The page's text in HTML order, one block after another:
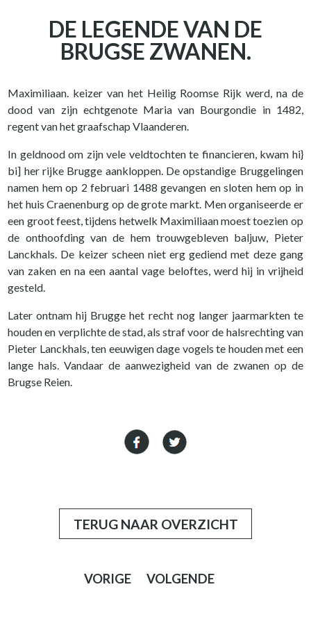
DE LEGENDE VAN DE
BRUGSE ZWANEN.
Maximiliaan. keizer van het Heilig Roomse Rijk werd, na de
dood van zijn echtgenote Maria van Bourgondie in 1482,
regent van het graafschap Vlaanderen.
In geldnood om zijn vele veldtochten te financieren, kwam hi}
bi] her rijke Brugge aankloppen. De opstandige Bruggelingen
namen hem op 2 februari 1488 gevangen en sloten hem op in
het huis Craenenburg op de grote markt. Men organiseerde er
een groot feest, tijdens hetwelk Maximiliaan moest toezien op
de onthoofding van de hem trouwgebleven baljuw, Pieter
Lanckhals. De keizer scheen niet erg gediend met deze gang
van zaken en na een aantal vage beloftes, werd hij in vrijheid
gesteld.
Later ontnam hij Brugge het recht nog langer jaarmarkten te
houden en verplichte de stad, als straf voor de halsrechting van
Pieter Lanckhals, ten eeuwigen dage vogels te houden met een
lange hals. Vandaar de aanwezigheid van de zwanen op de
Brugse Reien.
TERUG NAAR OVERZICHT
VORIGE VOLGENDE